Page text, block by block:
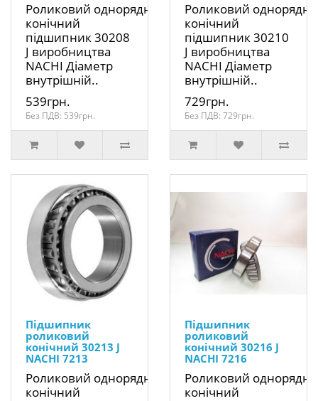
Роликовий однорядний
конічний
підшипник 30208
J виробництва
NACHI Діаметр
внутрішній..
539грн.
Без ПДВ: 539грн.
Роликовий
конічний
підшипник 30210
J виробництва
NACHI Діаметр
внутрішній..
729грн.
Без ПДВ: 729грн.
Підшипник
роликовий
конічний 30213 J
NACHI 7213
Роликовий однорядний
конічний
Підшипник
роликовий
конічний 30216 J
NACHI 7216
Роликовий
конічний